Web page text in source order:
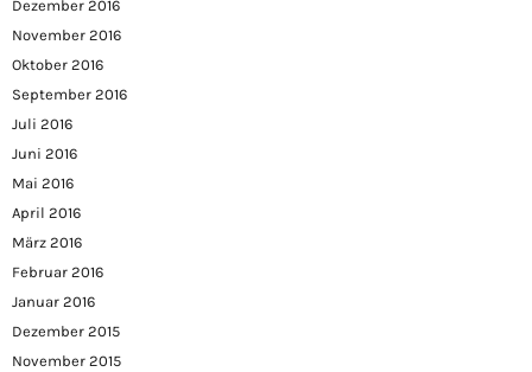
Dezember 2016
November 2016
Oktober 2016
September 2016
Juli 2016
Juni 2016
Mai 2016
April 2016
März 2016
Februar 2016
Januar 2016
Dezember 2015
November 2015